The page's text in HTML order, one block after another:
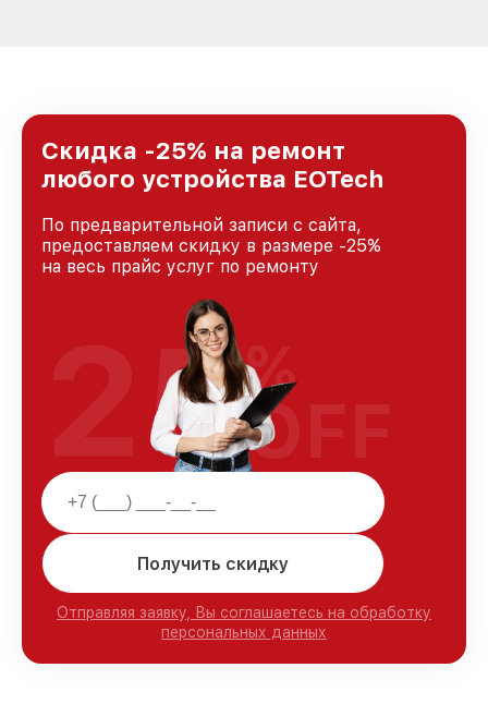
Скидка -25% на ремонт
любого устройства EOTech
По предварительной записи с сайта,
предоставляем скидку в размере -25%
на весь прайс услуг по ремонту
Получить скидку
Отправляя заявку, Вы соглашаетесь на обработку
персональных данных
25%
OFF